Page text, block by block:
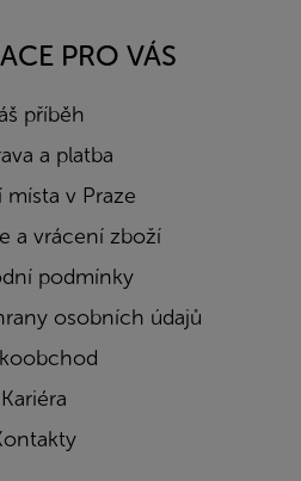
PRO VÁS
příběh
a platba
místa v Praze
a vrácení zboží
podmínky
osobních údajů
Kariéra